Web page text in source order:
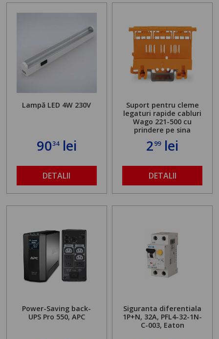
Lampă LED 4W 230V
9034lei
DETALII
Suport pentru cleme
legaturi rapide cabluri
Wago 221-500 cu
prindere pe sina
299lei
DETALII
Power-Saving back-
UPS Pro 550, APC
Siguranta diferentiala
1P+N, 32A, PFL4-32-1N-
C-003, Eaton